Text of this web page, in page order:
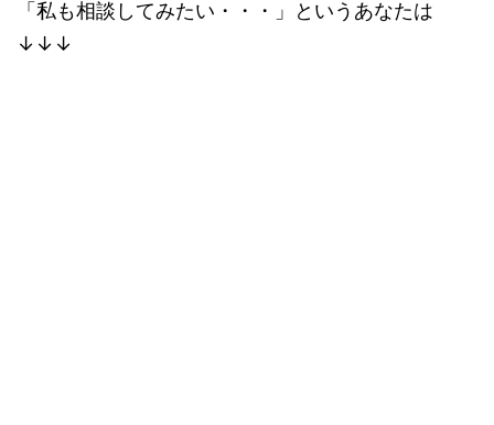
「私も相談してみたい・・・」というあなたは
↓↓↓